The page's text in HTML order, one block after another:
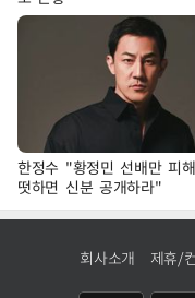
한정수 "황정민 선배만 피
떳하면 신분 공개하라"
회사소개 제휴/